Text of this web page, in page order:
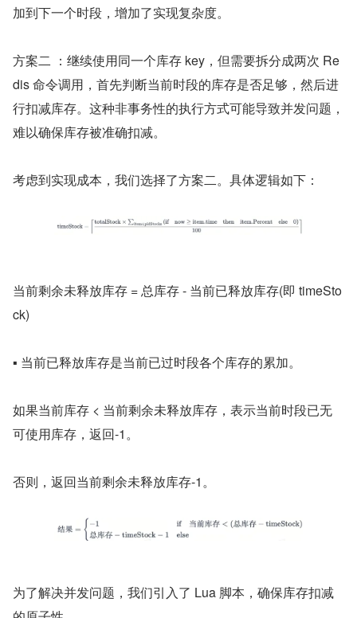
加到下一个时段，增加了实现复杂度。
方案二 ：继续使用同一个库存 key，但需要拆分成两次 Re
dis 命令调用，首先判断当前时段的库存是否足够，然后进
行扣减库存。这种非事务性的执行方式可能导致并发问题，
难以确保库存被准确扣减。
考虑到实现成本，我们选择了方案二。具体逻辑如下：
当前剩余未释放库存 = 总库存 - 当前已释放库存(即 timeSto
ck)
▪ 当前已释放库存是当前已过时段各个库存的累加。
如果当前库存 < 当前剩余未释放库存，表示当前时段已无
可使用库存，返回-1。
否则，返回当前剩余未释放库存-1。
为了解决并发问题，我们引入了 Lua 脚本，确保库存扣减